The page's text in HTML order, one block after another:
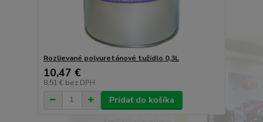
Rozlievané polyuretánové tužidlo 0,3L
10,47 €
8,51 € bez DPH
Pridať do košíka